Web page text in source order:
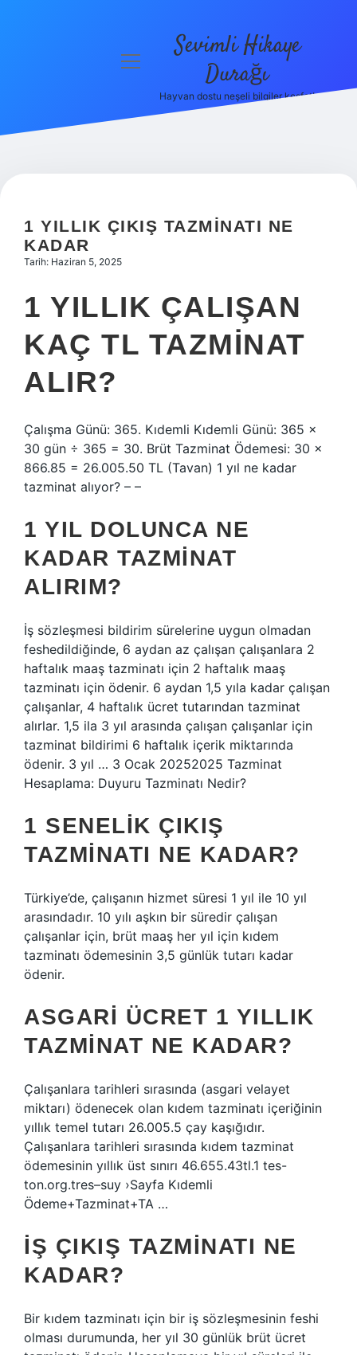
Hakkımızda
menüyü
Sevimli Hikaye
Durağı
Hayvan dostu neşeli bilgiler keşfet!
1 YILLIK ÇIKIŞ TAZMINATI NE
KADAR
Tarih: Haziran 5, 2025
1 YILLIK ÇALIŞAN
KAÇ TL TAZMINAT
ALIR?
Çalışma Günü: 365. Kıdemli Kıdemli Günü: 365 x
30 gün ÷ 365 = 30. Brüt Tazminat Ödemesi: 30 x
866.85 = 26.005.50 TL (Tavan) 1 yıl ne kadar
tazminat alıyor? – –
1 YIL DOLUNCA NE
KADAR TAZMINAT
ALIRIM?
İş sözleşmesi bildirim sürelerine uygun olmadan
feshedildiğinde, 6 aydan az çalışan çalışanlara 2
haftalık maaş tazminatı için 2 haftalık maaş
tazminatı için ödenir. 6 aydan 1,5 yıla kadar çalışan
çalışanlar, 4 haftalık ücret tutarından tazminat
alırlar. 1,5 ila 3 yıl arasında çalışan çalışanlar için
tazminat bildirimi 6 haftalık içerik miktarında
ödenir. 3 yıl … 3 Ocak 20252025 Tazminat
Hesaplama: Duyuru Tazminatı Nedir?
1 SENELIK ÇIKIŞ
TAZMINATI NE KADAR?
Türkiye’de, çalışanın hizmet süresi 1 yıl ile 10 yıl
arasındadır. 10 yılı aşkın bir süredir çalışan
çalışanlar için, brüt maaş her yıl için kıdem
tazminatı ödemesinin 3,5 günlük tutarı kadar
ödenir.
ASGARI ÜCRET 1 YILLIK
TAZMINAT NE KADAR?
Çalışanlara tarihleri ​​sırasında (asgari velayet
miktarı) ödenecek olan kıdem tazminatı içeriğinin
yıllık temel tutarı 26.005.5 çay kaşığıdır.
Çalışanlara tarihleri ​​sırasında kıdem tazminat
ödemesinin yıllık üst sınırı 46.655.43tl.1 tes-
ton.org.tres–suy ›Sayfa Kıdemli
Ödeme+Tazminat+TA …
İŞ ÇIKIŞ TAZMINATI NE
KADAR?
Bir kıdem tazminatı için bir iş sözleşmesinin feshi
olması durumunda, her yıl 30 günlük brüt ücret